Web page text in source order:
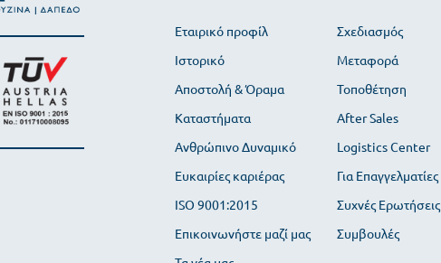
Εταιρικό προφίλ
Ιστορικό
Αποστολή & Όραμα
Καταστήματα
Ανθρώπινο Δυναμικό
Ευκαιρίες καριέρας
ISO 9001:2015
Επικοινωνήστε μαζί μας
Σχεδιασμός
Μεταφορά
Τοποθέτηση
After Sales
Logistics Center
Για Επαγγελματίες
Συχνές Ερωτήσεις
Συμβουλές